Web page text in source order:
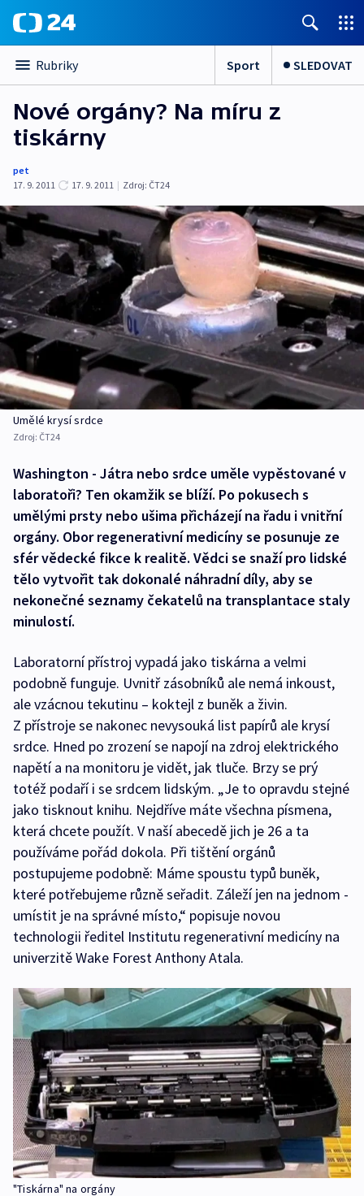
Rubriky Sport SLEDOVAT
Nové orgány? Na míru z
tiskárny
pet
17. 9. 2011
17. 9. 2011 | Zdroj: ČT24
Umělé krysí srdce
Zdroj: ČT24
Washington - Játra nebo srdce uměle vypěstované v
laboratoři? Ten okamžik se blíží. Po pokusech s
umělými prsty nebo ušima přicházejí na řadu i vnitřní
orgány. Obor regenerativní medicíny se posunuje ze
sfér vědecké fikce k realitě. Vědci se snaží pro lidské
tělo vytvořit tak dokonalé náhradní díly, aby se
nekonečné seznamy čekatelů na transplantace staly
minulostí.
Laboratorní přístroj vypadá jako tiskárna a velmi
podobně funguje. Uvnitř zásobníků ale nemá inkoust,
ale vzácnou tekutinu – koktejl z buněk a živin.
Z přístroje se nakonec nevysouká list papírů ale krysí
srdce. Hned po zrození se napojí na zdroj elektrického
napětí a na monitoru je vidět, jak tluče. Brzy se prý
totéž podaří i se srdcem lidským. „Je to opravdu stejné
jako tisknout knihu. Nejdříve máte všechna písmena,
která chcete použít. V naší abecedě jich je 26 a ta
používáme pořád dokola. Při tištění orgánů
postupujeme podobně: Máme spoustu typů buněk,
které potřebujeme různě seřadit. Záleží jen na jednom -
umístit je na správné místo,“ popisuje novou
technologii ředitel Institutu regenerativní medicíny na
univerzitě Wake Forest Anthony Atala.
"Tiskárna" na orgány